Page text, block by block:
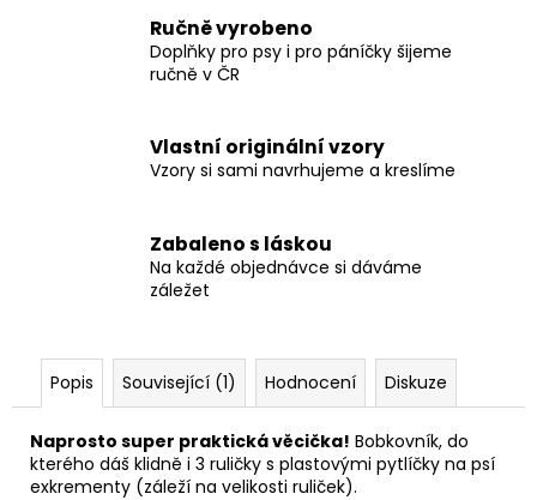
Ručně vyrobeno
Doplňky pro psy i pro páníčky šijeme
ručně v ČR
Vlastní originální vzory
Vzory si sami navrhujeme a kreslíme
Zabaleno s láskou
Na každé objednávce si dáváme
záležet
Popis Související (1) Hodnocení Diskuze
Naprosto super praktická věcička! Bobkovník, do
kterého dáš klidně i 3 ruličky s plastovými pytlíčky na psí
exkrementy (záleží na velikosti ruliček).